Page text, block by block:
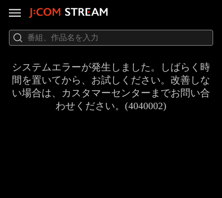
システムエラーが発生しました。しばらく時
間を置いてから、お試しください。改善しな
い場合は、カスタマーセンターまでお問い合
わせください。(4040002)